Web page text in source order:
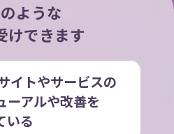
ような
けできます
イトやサービスの
ーアルや改善を
いる